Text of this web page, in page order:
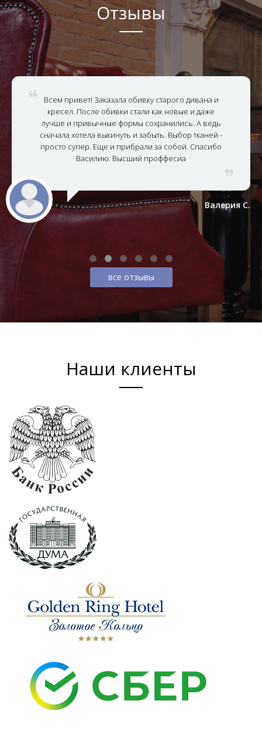
Отзывы
Всем привет! Заказала обивку старого дивана и
кресел. После обивки стали как новые и даже
лучше и привычные формы сохранились. А ведь
сначала хотела выкинуть и забыть. Выбор тканей -
просто супер. Еще и прибрали за собой. Спасибо
Василию. Высший проффесиа
Валерия С.
все отзывы
Наши клиенты